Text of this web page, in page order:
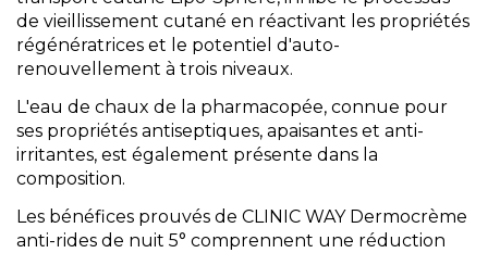
de vieillissement cutané en réactivant les propriétés
régénératrices et le potentiel d'auto-
renouvellement à trois niveaux.
L'eau de chaux de la pharmacopée, connue pour
ses propriétés antiseptiques, apaisantes et anti-
irritantes, est également présente dans la
composition.
Les bénéfices prouvés de CLINIC WAY Dermocrème
anti-rides de nuit 5° comprennent une réduction